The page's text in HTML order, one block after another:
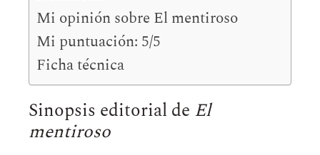
Mi opinión sobre El mentiroso
Mi puntuación: 5/5
Ficha técnica
Sinopsis editorial de El
mentiroso